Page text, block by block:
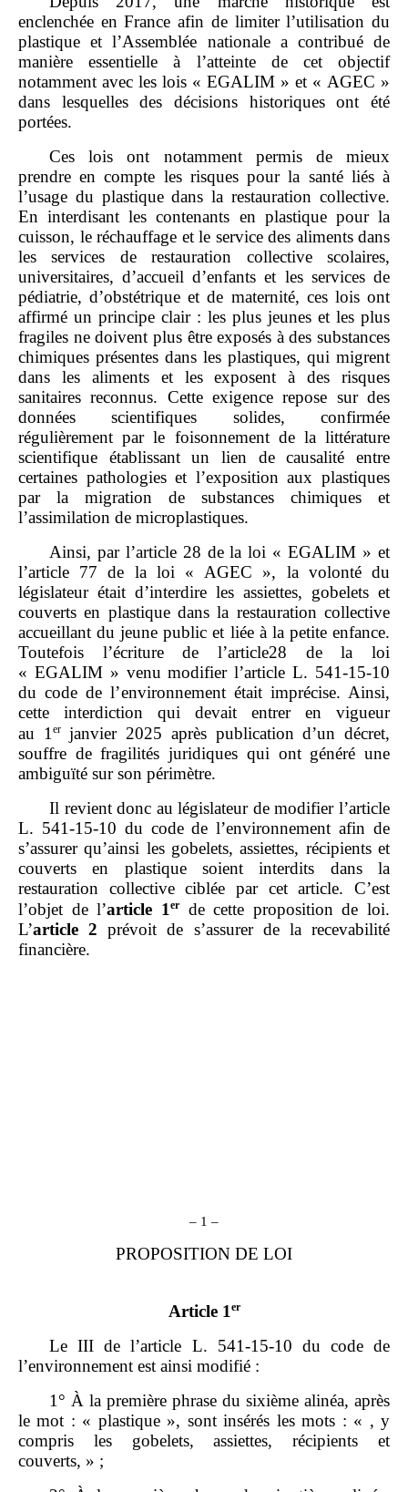
enclenchée en France afin de limiter l’utilisation du
plastique et l’Assemblée nationale a contribué de
manière essentielle à l’atteinte de cet objectif
notamment avec les lois « EGALIM » et « AGEC »
dans lesquelles des décisions historiques ont été
portées.
Ces lois ont notamment permis de mieux
prendre en compte les risques pour la santé liés à
l’usage du plastique dans la restauration collective.
En interdisant les contenants en plastique pour la
cuisson, le réchauffage et le service des aliments dans
les services de restauration collective scolaires,
universitaires, d’accueil d’enfants et les services de
pédiatrie, d’obstétrique et de maternité, ces lois ont
affirmé un principe clair : les plus jeunes et les plus
fragiles ne doivent plus être exposés à des substances
chimiques présentes dans les plastiques, qui migrent
dans les aliments et les exposent à des risques
sanitaires reconnus. Cette exigence repose sur des
données scientifiques solides, confirmée
régulièrement par le foisonnement de la littérature
scientifique établissant un lien de causalité entre
certaines pathologies et l’exposition aux plastiques
par la migration de substances chimiques et
l’assimilation de microplastiques.
Ainsi, par l’article 28 de la loi « EGALIM » et
l’article 77 de la loi « AGEC », la volonté du
législateur était d’interdire les assiettes, gobelets et
couverts en plastique dans la restauration collective
accueillant du jeune public et liée à la petite enfance.
Toutefois l’écriture de l’article28 de la loi
« EGALIM » venu modifier l’article L. 541‑15‑10
du code de l’environnement était imprécise. Ainsi,
cette interdiction qui devait entrer en vigueur
au 1 erjanvier 2025 après publication d’un décret,
souffre de fragilités juridiques qui ont généré une
ambiguïté sur son périmètre.
Il revient donc au législateur de modifier l’article
L. 541‑15‑10 du code de l’environnement afin de
s’assurer qu’ainsi les gobelets, assiettes, récipients et
couverts en plastique soient interdits dans la
restauration collective ciblée par cet article. C’est
l’objet de l’article 1 erde cette proposition de loi.
L’article 2 prévoit de s’assurer de la recevabilité
financière.
– 1 –
PROPOSITION DE LOI
Article 1er
Le III de l’article L. 541‑15‑10 du code de
l’environnement est ainsi modifié :
1° À la première phrase du sixième alinéa, après
le mot : « plastique », sont insérés les mots : « , y
compris les gobelets, assiettes, récipients et
couverts, » ;